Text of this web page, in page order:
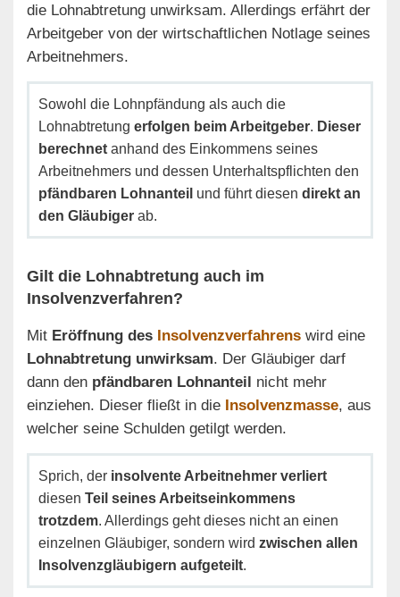
die Lohnabtretung unwirksam. Allerdings erfährt der
Arbeitgeber von der wirtschaftlichen Notlage seines
Arbeitnehmers.
Sowohl die Lohnpfändung als auch die
Lohnabtretung erfolgen beim Arbeitgeber. Dieser
berechnet anhand des Einkommens seines
Arbeitnehmers und dessen Unterhaltspflichten den
pfändbaren Lohnanteil und führt diesen direkt an
den Gläubiger ab.
Gilt die Lohnabtretung auch im
Insolvenzverfahren?
Mit Eröffnung des Insolvenzverfahrens wird eine
Lohnabtretung unwirksam. Der Gläubiger darf
dann den pfändbaren Lohnanteil nicht mehr
einziehen. Dieser fließt in die Insolvenzmasse, aus
welcher seine Schulden getilgt werden.
Sprich, der insolvente Arbeitnehmer verliert
diesen Teil seines Arbeitseinkommens
trotzdem. Allerdings geht dieses nicht an einen
einzelnen Gläubiger, sondern wird zwischen allen
Insolvenzgläubigern aufgeteilt.